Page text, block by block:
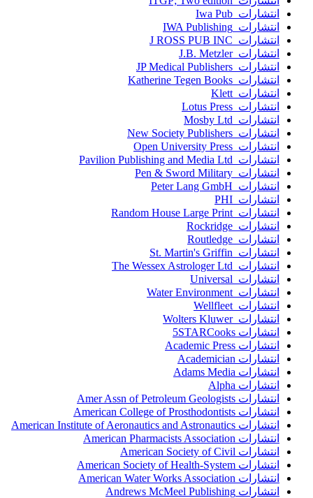
انتشارات Iwa Pub
انتشارات IWA Publishing
انتشارات J ROSS PUB INC
انتشارات J.B. Metzler
انتشارات JP Medical Publishers
انتشارات Katherine Tegen Books
انتشارات Klett
انتشارات Lotus Press
انتشارات Mosby Ltd
انتشارات New Society Publishers
انتشارات Open University Press
انتشارات Pavilion Publishing and Media Ltd
انتشارات Pen & Sword Military
انتشارات Peter Lang GmbH
انتشارات PHI
انتشارات Random House Large Print
انتشارات Rockridge
انتشارات Routledge
انتشارات St. Martin's Griffin
انتشارات The Wessex Astrologer Ltd
انتشارات Universal
انتشارات Water Environment
انتشارات Wellfleet
انتشارات Wolters Kluwer
انتشارات 5STARCooks
انتشارات Academic Press
انتشارات Academician
انتشارات Adams Media
انتشارات Alpha
انتشارات Amer Assn of Petroleum Geologists
انتشارات American College of Prosthodontists
انتشارات American Institute of Aeronautics and Astronautics
انتشارات American Pharmacists Association
انتشارات American Society of Civil
انتشارات American Society of Health-System
انتشارات American Water Works Association
انتشارات Andrews McMeel Publishing